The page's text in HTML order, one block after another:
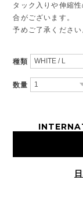
タック入りや伸縮
合がございます。
予めご了承ください
種類
数量